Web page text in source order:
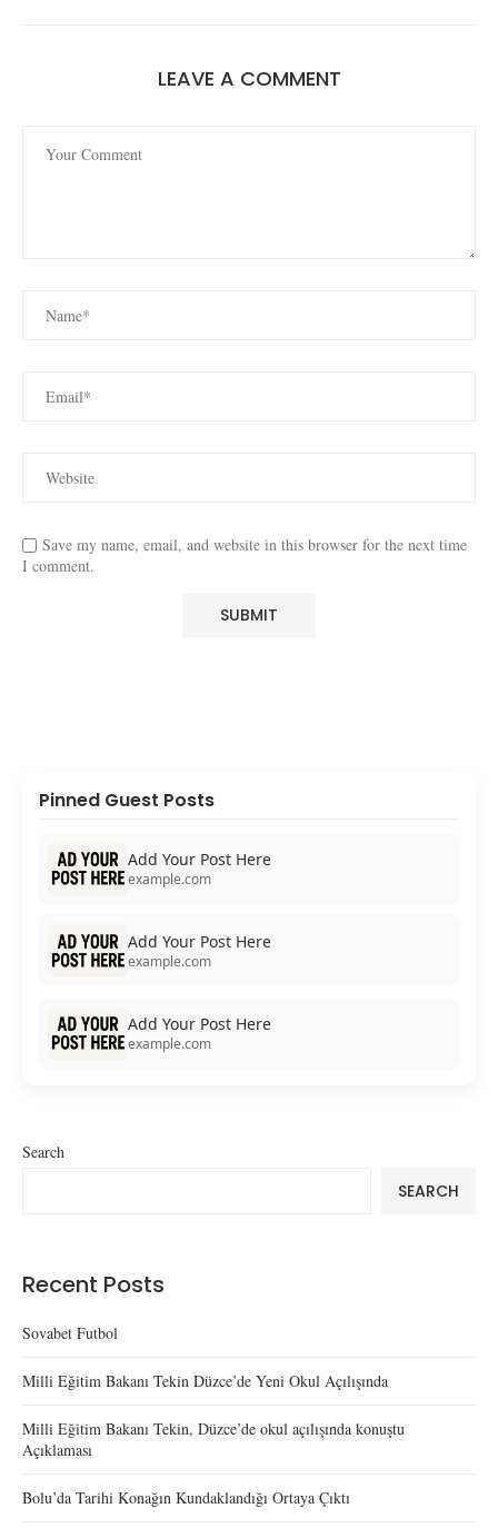
LEAVE A COMMENT
Save my name, email, and website in this browser for the next time
I comment.
Pinned Guest Posts
Add Your Post Here
example.com
Add Your Post Here
example.com
Add Your Post Here
example.com
Search
SEARCH
Recent Posts
Sovabet Futbol
Milli Eğitim Bakanı Tekin Düzce’de Yeni Okul Açılışında
Milli Eğitim Bakanı Tekin, Düzce’de okul açılışında konuştu
Açıklaması
Bolu’da Tarihi Konağın Kundaklandığı Ortaya Çıktı